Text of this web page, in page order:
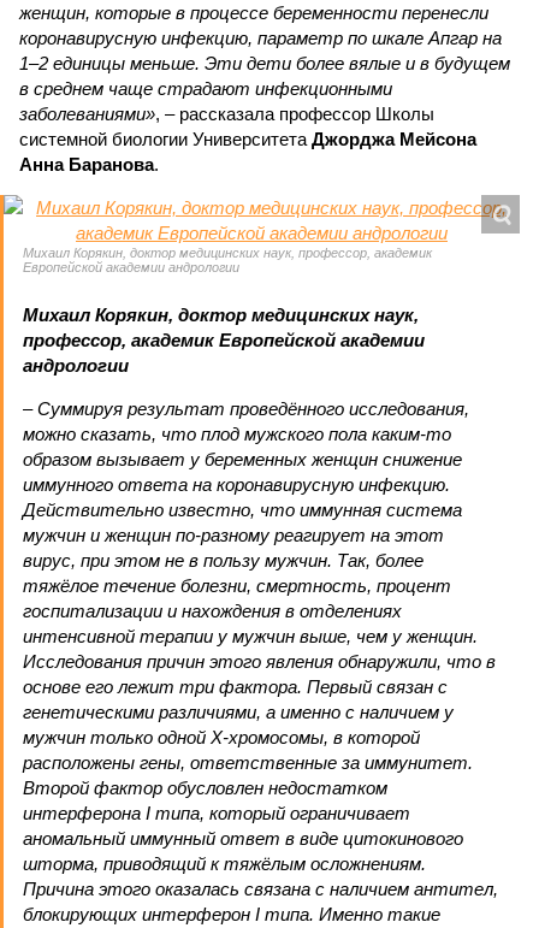
женщин, которые в процессе беременности перенесли
коронавирусную инфекцию, параметр по шкале Апгар на
1–2 единицы меньше. Эти дети более вялые и в будущем
в среднем чаще страдают инфекционными
заболеваниями», – рассказала профессор Школы
системной биологии Университета Джорджа Мейсона
Анна Баранова.
Михаил Корякин, доктор медицинских наук, профессор, академик
Европейской академии андрологии
Михаил Корякин, доктор медицинских наук,
профессор, академик Европейской академии
андрологии
– Суммируя результат проведённого исследования,
можно сказать, что плод мужского пола каким-то
образом вызывает у беременных женщин снижение
иммунного ответа на коронавирусную инфекцию.
Действительно известно, что иммунная система
мужчин и женщин по-разному реагирует на этот
вирус, при этом не в пользу мужчин. Так, более
тяжёлое течение болезни, смертность, процент
госпитализации и нахождения в отделениях
интенсивной терапии у мужчин выше, чем у женщин.
Исследования причин этого явления обнаружили, что в
основе его лежит три фактора. Первый связан с
генетическими различиями, а именно с наличием у
мужчин только одной Х-хромосомы, в которой
расположены гены, ответственные за иммунитет.
Второй фактор обусловлен недостатком
интерферона I типа, который ограничивает
аномальный иммунный ответ в виде цитокинового
шторма, приводящий к тяжёлым осложнениям.
Причина этого оказалась связана с наличием антител,
блокирующих интерферон I типа. Именно такие